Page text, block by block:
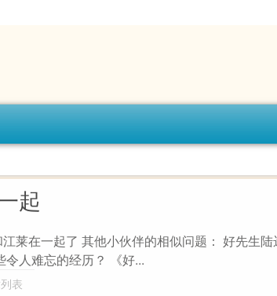
起
莱在一起了 其他小伙伴的相似问题： 好先生
人难忘的经历？ 《好...
表